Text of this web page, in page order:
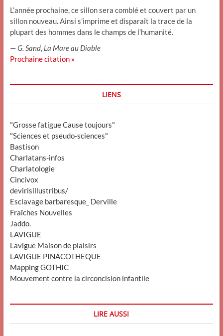
L’année prochaine, ce sillon sera comblé et couvert par un
sillon nouveau. Ainsi s’imprime et disparaît la trace de la
plupart des hommes dans le champs de l’humanité.
—G. Sand, La Mare au Diable
Prochaine citation »
LIENS
"Grosse fatigue Cause toujours"
"Sciences et pseudo-sciences"
Bastison
Charlatans-infos
Charlatologie
Cincivox
devirisillustribus/
Esclavage barbaresque_ Derville
Fraîches Nouvelles
Jaddo.
LAVIGUE
Lavigue Maison de plaisirs
LAVIGUE PINACOTHEQUE
Mapping GOTHIC
Mouvement contre la circoncision infantile
LIRE AUSSI